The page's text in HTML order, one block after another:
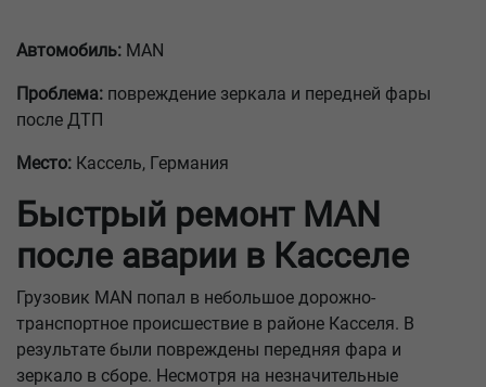
Автомобиль: MAN
Проблема: повреждение зеркала и передней фары
после ДТП
Место: Кассель, Германия
Быстрый ремонт MAN
после аварии в Касселе
Грузовик MAN попал в небольшое дорожно-
транспортное происшествие в районе Касселя. В
результате были повреждены передняя фара и
зеркало в сборе. Несмотря на незначительные